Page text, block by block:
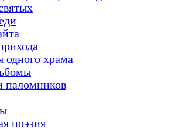
одного храма
паломников
поэзия